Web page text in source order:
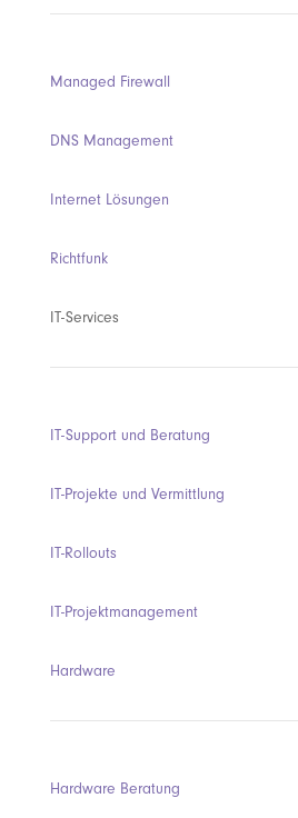
Managed Firewall
DNS Management
Internet Lösungen
Richtfunk
IT-Services
IT-Support und Beratung
IT-Projekte und Vermittlung
IT-Rollouts
IT-Projektmanagement
Hardware
Hardware Beratung